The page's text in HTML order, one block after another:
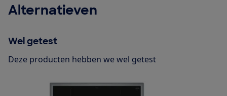
Alternatieven
Wel getest
Deze producten hebben we wel getest